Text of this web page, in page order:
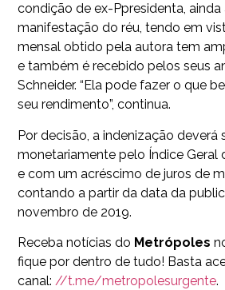
condição de ex-Ppresidenta, ainda
manifestação do réu, tendo em
mensal obtido pela autora tem
e também é recebido pelos seus
Schneider. “Ela pode fazer o que
seu rendimento”, continua.
Por decisão, a indenização deverá
monetariamente pelo Índice Geral
e com um acréscimo de juros de
contando a partir da data da
novembro de 2019.
Receba notícias do Metrópoles
fique por dentro de tudo! Basta
canal: //t.me/metropolesurgente.